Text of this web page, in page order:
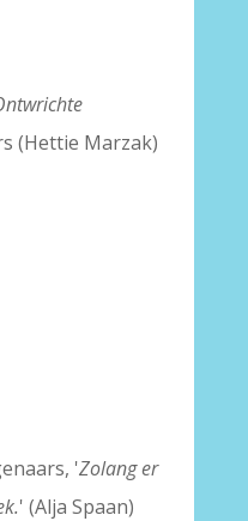
(Hettie Marzak)
'Zolang er
' (Alja Spaan)